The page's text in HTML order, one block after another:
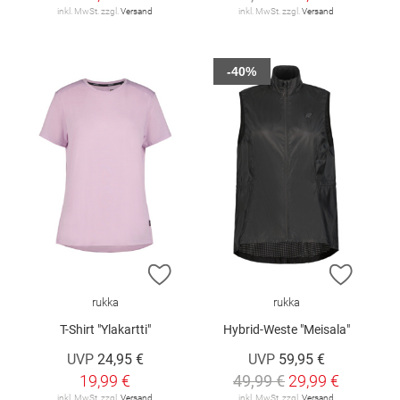
inkl. MwSt. zzgl. Versand inkl. MwSt. zzgl. Versand
ZUR WUNSCHLISTE HINZUFÜGEN
rukka
T-Shirt "Ylakartti"
UVP 24,95 €
19,99 €
inkl. MwSt. zzgl. Versand
ZUR
rukka
Hybrid-Weste "Meisala"
UVP 59,95 €
49,99 € 29,99 €
inkl. MwSt. zzgl. Versand
-40%